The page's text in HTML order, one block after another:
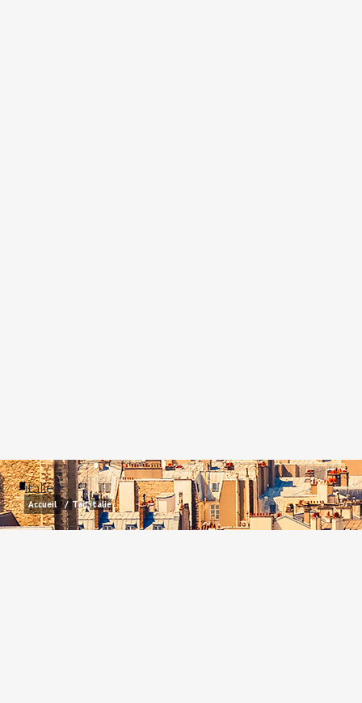
italie
Accueil / Tag:italie